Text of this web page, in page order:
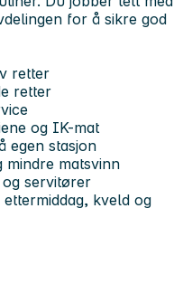
for å sikre god
retter
retter
og IK-mat
egen stasjon
mindre matsvinn
og servitører
kveld og